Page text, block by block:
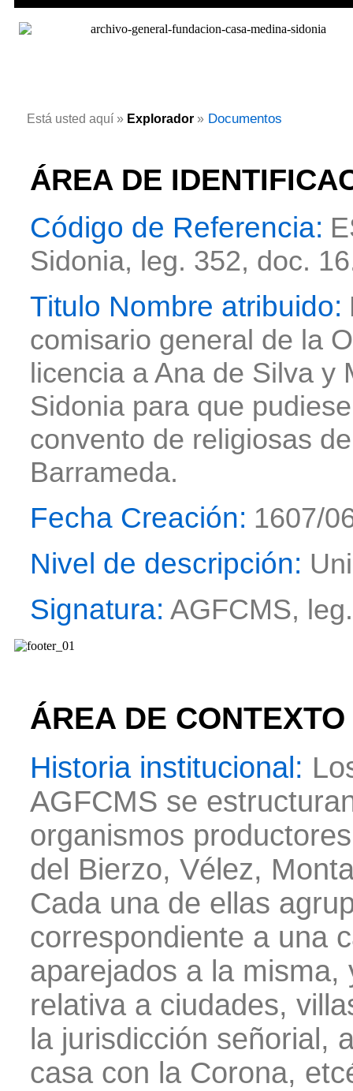
Está usted aquí » Explorador » Documentos
ÁREA DE
Código de Referencia:
Sidonia, leg. 352, doc.
Titulo Nombre atribuido:
comisario general de la
licencia a Ana de Silva y
Sidonia para que
convento de religiosas
Barrameda.
Fecha Creación: 1607/
Nivel de descripción:
Signatura: AGFCMS,
ÁREA DE CONTEXTO
Historia institucional:
AGFCMS se
organismos
del Bierzo, Vélez,
Cada una de ellas
correspondiente a una
aparejados a la
relativa a ciudades,
la jurisdicción señorial,
casa con la Corona,